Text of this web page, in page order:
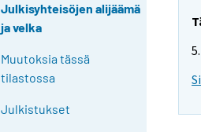
Julkisyhteisöjen alijäämä
ja velka
Muutoksia tässä
tilastossa
Julkistukset